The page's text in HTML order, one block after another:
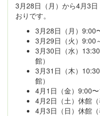
3月28日（月）から4月3
おりです。
3月28日（月）9:00
3月29日（火）9:00
3月30日（水）
館）
3月31日（木）
館）
4月1日（金）9:00
4月2日（土）休館（
4月3日（日）休館（